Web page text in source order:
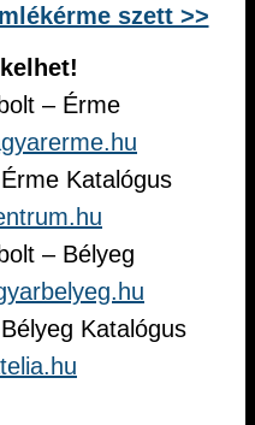
szett >>
– Érme
Katalógus
– Bélyeg
Katalógus